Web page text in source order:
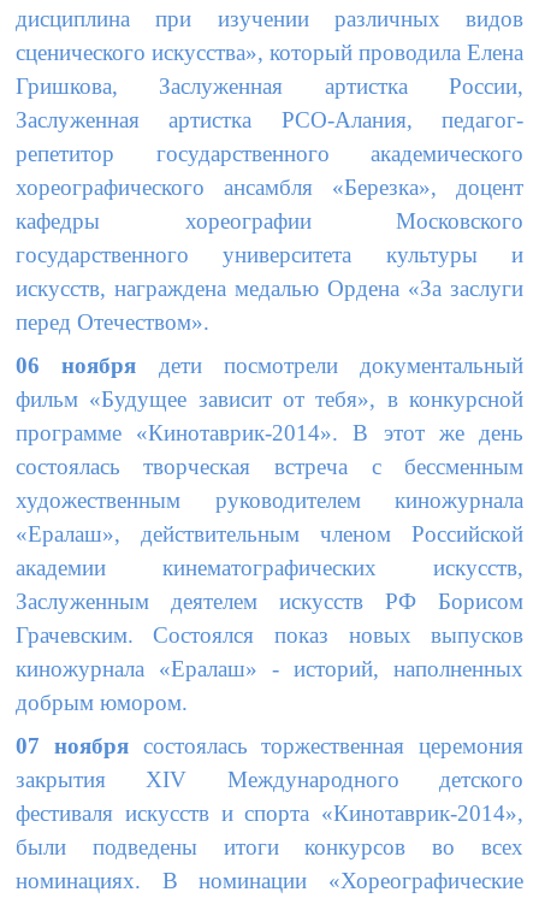
дисциплина при изучении различных видов
сценического искусства», который проводила Елена
Гришкова, Заслуженная артистка России,
Заслуженная артистка РСО-Алания, педагог-
репетитор государственного академического
хореографического ансамбля «Березка», доцент
кафедры хореографии Московского
государственного университета культуры и
искусств, награждена медалью Ордена «За заслуги
перед Отечеством».
06 ноября дети посмотрели документальный
фильм «Будущее зависит от тебя», в конкурсной
программе «Кинотаврик-2014». В этот же день
состоялась творческая встреча с бессменным
художественным руководителем киножурнала
«Ералаш», действительным членом Российской
академии кинематографических искусств,
Заслуженным деятелем искусств РФ Борисом
Грачевским. Состоялся показ новых выпусков
киножурнала «Ералаш» - историй, наполненных
добрым юмором.
07 ноябрясостоялась торжественная церемония
закрытия XIV Международного детского
фестиваля искусств и спорта «Кинотаврик-2014»,
были подведены итоги конкурсов во всех
номинациях. В номинации «Хореографические